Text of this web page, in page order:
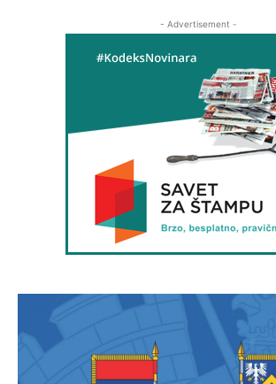
- Advertisement -